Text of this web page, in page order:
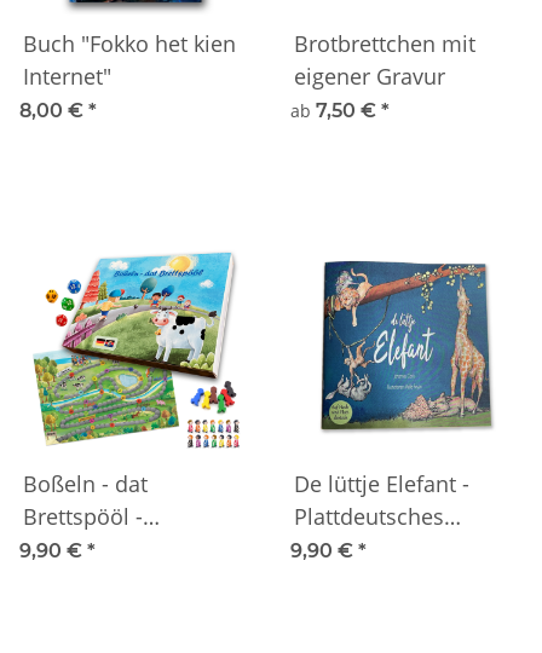
Buch "Fokko het kien
Internet"
8,00 € *
Brotbrettchen mit
eigener Gravur
ab 7,50 € *
Boßeln - dat
Brettspööl -
ANGEBOT -
9,90 € *
De lüttje Elefant -
Plattdeutsches
Kinderbuch von J.
9,90 € *